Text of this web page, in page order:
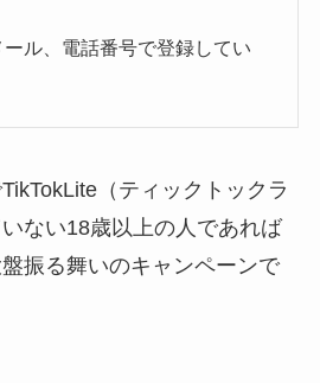
ル、電話番号で登録してい
（ティックトックラ
ない18歳以上の人であれば
振る舞いのキャンペーンで